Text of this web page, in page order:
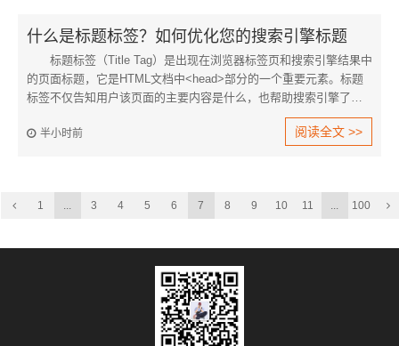
什么是标题标签？如何优化您的搜索引擎标题
标题标签（Title Tag）是出现在浏览器标签页和搜索引擎结果中
的页面标题，它是HTML文档中<head>部分的一个重要元素。标题
标签不仅告知用户该页面的主要内容是什么，也帮助搜索引擎了解
阅读全文 >>
半小时前
1 ... 3 4 5 6 7 8 9 10 11 ... 100